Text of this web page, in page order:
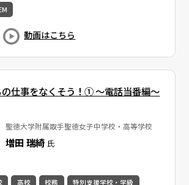
動画はこちら
仕事をなくそう！① 〜電話当番編〜
聖徳大学附属取手聖徳女子中学校・高等学校
増田 瑞綺 氏
高校 校務 特別支援学校・学級